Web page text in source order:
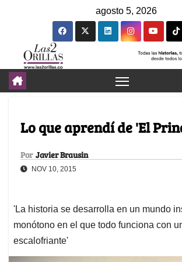
agosto 5, 2026
Lo que aprendí de 'El
Por Javier Brausin
NOV 10, 2015
'La historia se desarrolla en un mundo
monótono en el que todo funciona con
escalofriante'